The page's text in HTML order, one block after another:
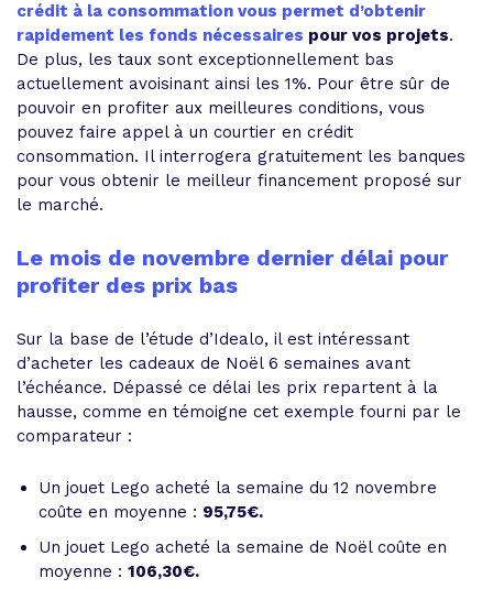
crédit à la consommation vous permet d’obtenir
rapidement les fonds nécessaires pour vos projets.
De plus, les taux sont exceptionnellement bas
actuellement avoisinant ainsi les 1%. Pour être sûr de
pouvoir en profiter aux meilleures conditions, vous
pouvez faire appel à un courtier en crédit
consommation. Il interrogera gratuitement les banques
pour vous obtenir le meilleur financement proposé sur
le marché.
Le mois de novembre dernier délai pour
profiter des prix bas
Sur la base de l’étude d’Idealo, il est intéressant
d’acheter les cadeaux de Noël 6 semaines avant
l’échéance. Dépassé ce délai les prix repartent à la
hausse, comme en témoigne cet exemple fourni par le
comparateur :
Un jouet Lego acheté la semaine du 12 novembre
coûte en moyenne : 95,75€.
Un jouet Lego acheté la semaine de Noël coûte en
moyenne : 106,30€.